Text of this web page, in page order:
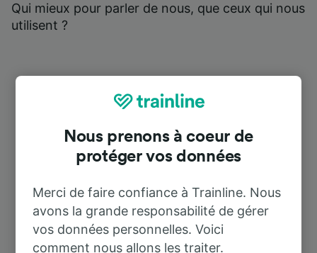
Qui mieux pour parler de nous, que ceux qui nous
utilisent ?
Nous prenons à coeur de
protéger vos données
Merci de faire confiance à Trainline. Nous
avons la grande responsabilité de gérer
vos données personnelles. Voici
comment nous allons les traiter.